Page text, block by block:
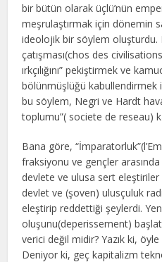
bir bütün olarak üçlü’nün
meşrulaştırmak için dönemin
ideolojik bir söylem oluşturdu.
çatışması(chos des
ırkçılığını” pekiştirmek ve
bölünmüşlüğü
bu söylem, Negri ve Hardt
toplumu”( societe de reseau)
Bana göre,
fraksiyonu ve gençler
devlete ve ulusa sert
devlet ve (şoven) ulusçuluk
eleştirip reddettiği şeylerdi.
oluşunu(deperissement)
verici değil midir? Yazık ki,
Deniyor ki, geç kapitalizm